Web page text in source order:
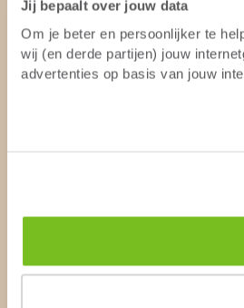
Jij bepaalt over jouw data
Om je beter en persoonlijker te
wij (en derde partijen) jouw
advertenties op basis van jouw